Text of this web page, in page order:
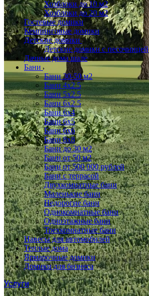
Хозблоки до 10 м2
Хозблоки до 20 м2
Гостевые домики
Кемпинговые домики
Детские домики
Детские домики с песочницей
Дачные дома шале
Бани
Бани 30-50 м2
Бани 4x2.5
Бани 5x2.5
Бани 6x2.5
Бани 6х4
Бани 6х5
Бани 6х6
Бани 8x8
Бани до 30 м2
Бани от 50 м2
Бани от 500 000 рублей
Бани с террасой
Двухкомнатные бани
Маленькие бани
Недорогие бани
Однокомнатные бани
Одноэтажные бани
Трехкомнатные бани
Навесы для автомобилей
Теплые дома
Ярмарочные домики
Домики для бизнеса
Услуги